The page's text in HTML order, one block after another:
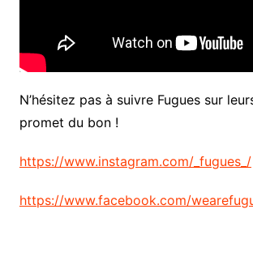
N’hésitez pas à suivre Fugues sur
promet du bon !
https://www.instagram.com/_fugues_/
https://www.facebook.com/